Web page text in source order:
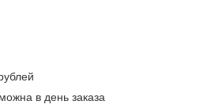
в день заказа